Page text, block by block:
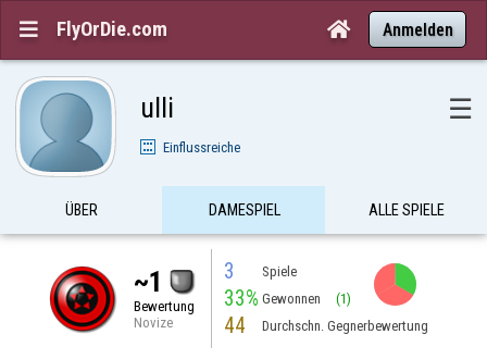
 FlyOrDie.com  Anmelden
ulli ☰
Einflussreiche
ÜBER DAMESPIEL ALLE SPIELE
~1
Bewertung
Novize
3 Spiele
33% Gewonnen (1)
44 Durchschn. Gegnerbewertung